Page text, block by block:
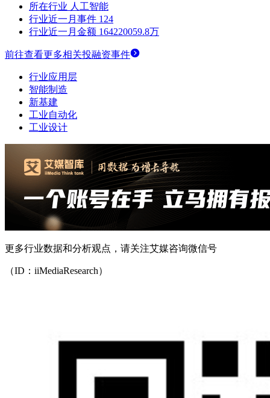
所在行业 人工智能
行业近一月事件 124
行业近一月金额 164220059.8万
前往查看更多相关投融资事件
行业应用层
智能制造
新基建
工业自动化
工业设计
更多行业数据和分析观点，请关注艾媒咨询微信号
（ID：iiMediaResearch）